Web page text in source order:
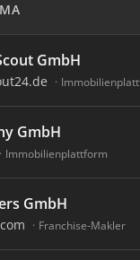
GmbH
GmbH
Immobilienplattform
GmbH
Franchise-Makler